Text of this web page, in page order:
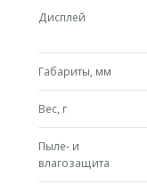
Дисплей
Габариты, мм
Вес, г
Пыле- и
влагозащита